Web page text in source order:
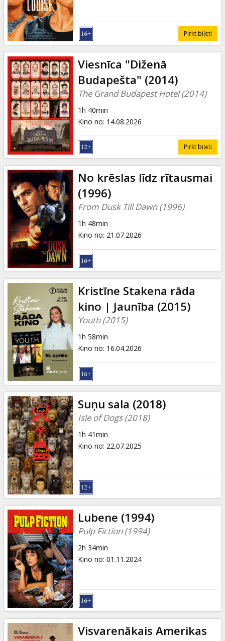
Pirkt biļeti
Viesnīca "Diženā
Budapešta" (2014)
The Grand Budapest Hotel (2014)
1h 40min
Kino no: 14.08.2026
Pirkt biļeti
No krēslas līdz rītausmai
(1996)
From Dusk Till Dawn (1996)
1h 48min
Kino no: 21.07.2026
Kristīne Stakena rāda
kino | Jaunība (2015)
Youth (2015)
1h 58min
Kino no: 16.04.2026
Suņu sala (2018)
Isle of Dogs (2018)
1h 41min
Kino no: 22.07.2025
Lubene (1994)
Pulp Fiction (1994)
2h 34min
Kino no: 01.11.2024
Visvarenākais Amerikas